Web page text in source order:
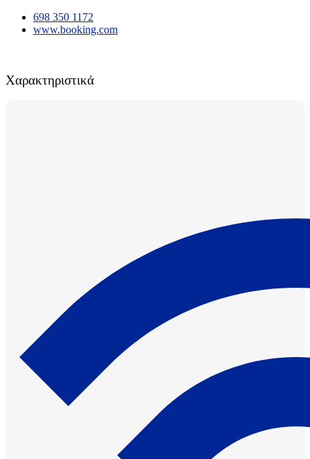
698 350 1172
www.booking.com
Χαρακτηριστικά